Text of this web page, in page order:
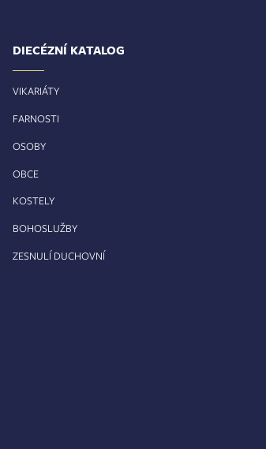
DIECÉZNÍ KATALOG
VIKARIÁTY
FARNOSTI
OSOBY
OBCE
KOSTELY
BOHOSLUŽBY
ZESNULÍ DUCHOVNÍ